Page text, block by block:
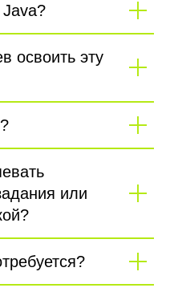
освоить эту
или